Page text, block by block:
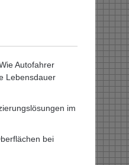
Autofahrer
Lebensdauer
im
bei